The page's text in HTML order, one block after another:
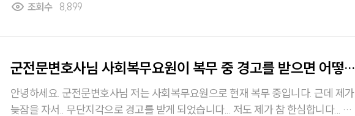
조회수 8,899
군전문변호사님 사회복무요원이 복무 중 경고를 받으면 어떻게
되나요?
안녕하세요. 군전문변호사님 저는 사회복무요원으로 현재 복무 중입니다. 근데 제가
늦잠을 자서.. 무단지각으로 경고를 받게 되었습니다... 저도 제가 참 한심합니다... 만
히스토리